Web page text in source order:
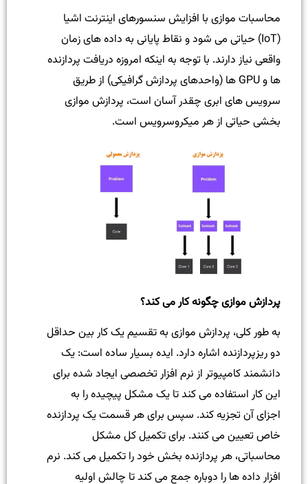
محاسبات موازی با افزایش سنسورهای اینترنت اشیا
(IoT) حیاتی می شود و نقاط پایانی به داده های زمان
واقعی نیاز دارند. با توجه به اینکه امروزه دریافت پردازنده
ها و GPU ها (واحدهای پردازش گرافیکی) از طریق
سرویس های ابری چقدر آسان است، پردازش موازی
بخشی حیاتی از هر میکروسرویس است.
پردازش موازی چگونه کار می کند؟
به طور کلی، پردازش موازی به تقسیم یک کار بین حداقل
دو ریزپردازنده اشاره دارد. ایده بسیار ساده است: یک
دانشمند کامپیوتر از نرم افزار تخصصی ایجاد شده برای
این کار استفاده می کند تا یک مشکل پیچیده را به
اجزای آن تجزیه کند. سپس برای هر قسمت یک پردازنده
خاص تعیین می کنند. برای تکمیل کل مشکل
محاسباتی، هر پردازنده بخش خود را تکمیل می کند. نرم
افزار داده ها را دوباره جمع می کند تا چالش اولیه